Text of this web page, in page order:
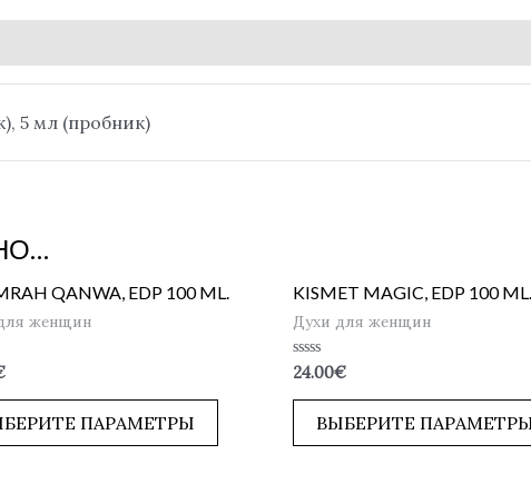
5 мл (пробник)
QANWA, EDP 100 ML.
женщин
ПАРАМЕТРЫ
KISMET MAGIC, EDP 100 ML.
Духи для женщин
Оценка
из
24.00€
ВЫБЕРИТЕ